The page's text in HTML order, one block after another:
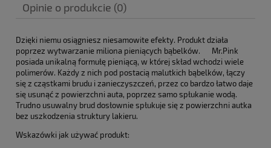
Opinie o produkcie (0)
Dzięki niemu osiągniesz niesamowite efekty. Produkt działa
poprzez wytwarzanie miliona pieniących bąbelków. Mr.Pink
posiada unikalną formułę pieniącą, w której skład wchodzi wiele
polimerów. Każdy z nich pod postacią malutkich bąbelków, łączy
się z cząstkami brudu i zanieczyszczeń, przez co bardzo łatwo daje
się usunąć z powierzchni auta, poprzez samo spłukanie wodą.
Trudno usuwalny brud dosłownie spłukuje się z powierzchni autka
bez uszkodzenia struktury lakieru.
Wskazówki jak używać produkt: